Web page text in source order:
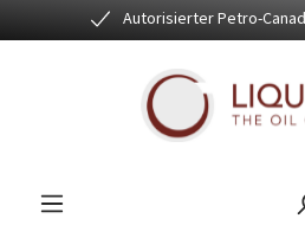
Zum Hauptinhalt springen
Autorisierter Petro-